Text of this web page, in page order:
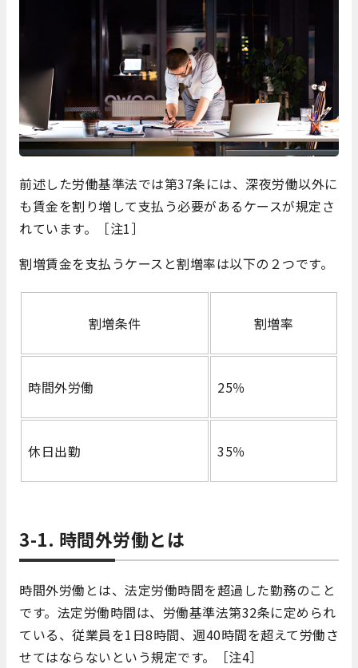
前述した労働基準法では第37条には、深夜労働以外に
も賃金を割り増して支払う必要があるケースが規定さ
れています。［注1］
割増賃金を支払うケースと割増率は以下の２つです。
割増条件 割増率
時間外労働 25％
休日出勤 35％
3-1. 時間外労働とは
時間外労働とは、法定労働時間を超過した勤務のこと
です。法定労働時間は、労働基準法第32条に定められ
ている、従業員を1日8時間、週40時間を超えて労働さ
せてはならないという規定です。［注4］